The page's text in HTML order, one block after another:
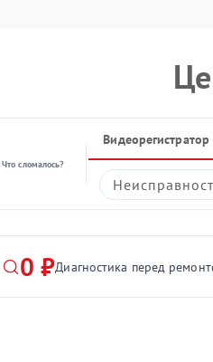
Что сломалось?
Видеорегистратор
0 ₽Диагностика перед